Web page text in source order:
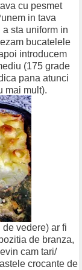
cu pesmet
in tava
sta uniform in
bucatelele
introducem
(175 grade
pana atunci
mai mult).
vedere) ar fi
de branza,
cam tari/
crocante de